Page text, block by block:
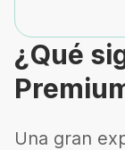
¿Qué
Una gran